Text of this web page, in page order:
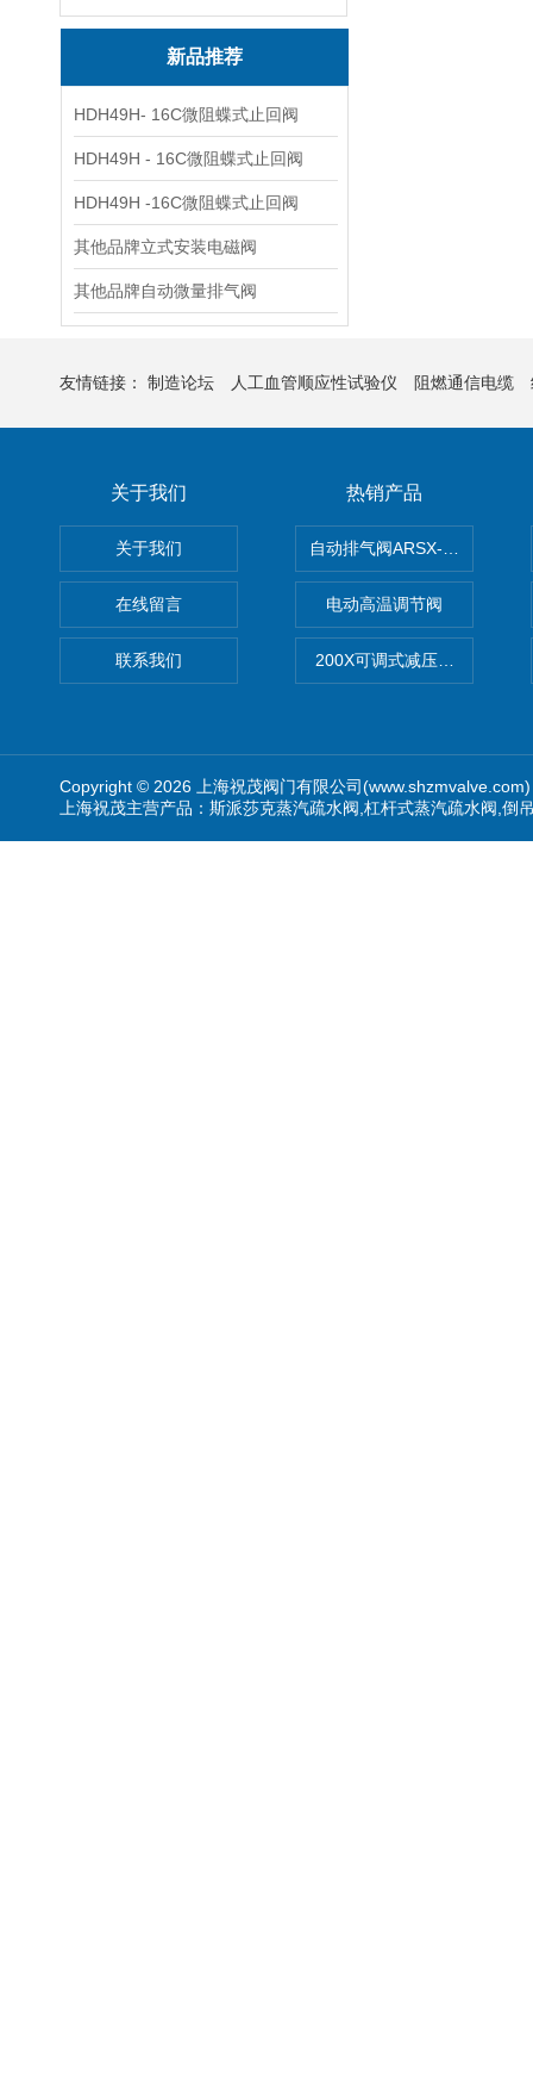
新品推荐
HDH49H- 16C微阻蝶式止回阀
HDH49H - 16C微阻蝶式止回阀
HDH49H -16C微阻蝶式止回阀
其他品牌立式安装电磁阀
其他品牌自动微量排气阀
友情链接： 制造论坛 人工血管顺应性试验仪 阻燃通信电缆
关于我们
关于我们
在线留言
联系我们
热销产品
自动排气阀ARSX-0015/
电动高温调节阀
200X可调式减压阀（减压稳
Copyright © 2026 上海祝茂阀门有限公司
上海祝茂主营产品：斯派莎克蒸汽疏水阀,杠杆式蒸汽疏水阀,倒